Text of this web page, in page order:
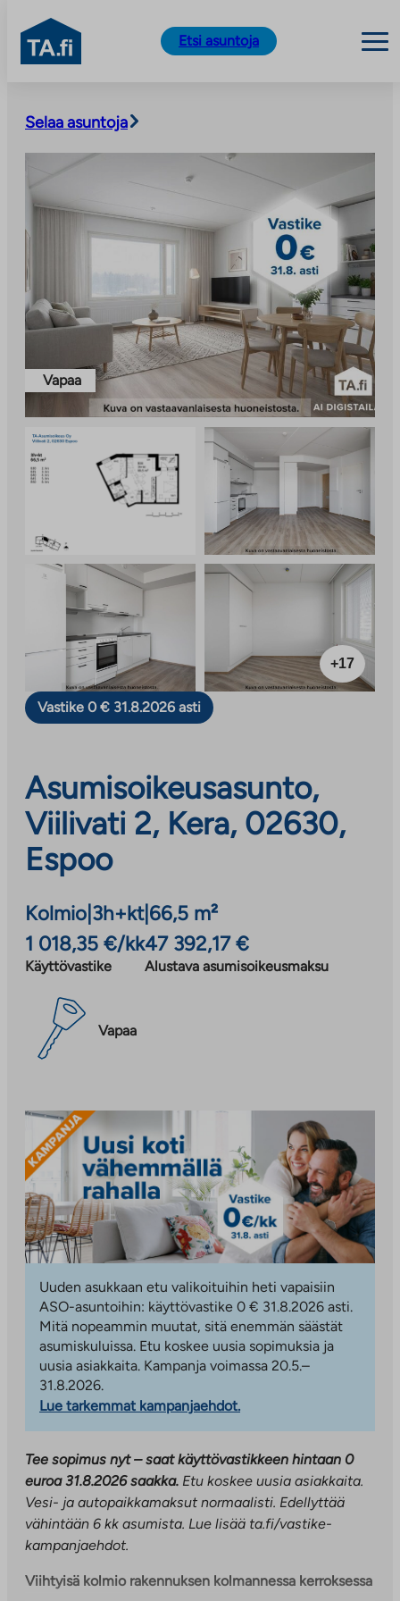
sisältöön
TA.fi
Etsi asuntoja
Selaa asuntoja
Vapaa
+17
Vastike 0 € 31.8.2026 asti
Asumisoikeusasunto,
Viilivati 2, Kera, 02630,
Espoo
Kolmio 3h+kt| 66,5 m²
1 018,35 €/kk
Käyttövastike
47 392,17 €
Alustava asumisoikeusmaksu
Vapaa
Uuden asukkaan etu valikoituihin heti vapaisiin
ASO-asuntoihin: käyttövastike 0 € 31.8.2026 asti.
Mitä nopeammin muutat, sitä enemmän säästät
asumiskuluissa. Etu koskee uusia sopimuksia ja
uusia asiakkaita. Kampanja voimassa 20.5.–
31.8.2026.
Lue tarkemmat kampanjaehdot.
Tee sopimus nyt – saat käyttövastikkeen hintaan 0
euroa 31.8.2026 saakka. Etu koskee uusia asiakkaita.
Vesi- ja autopaikkamaksut normaalisti. Edellyttää
vähintään 6 kk asumista. Lue lisää ta.fi/vastike-
kampanjaehdot.
Viihtyisä kolmio rakennuksen kolmannessa kerroksessa